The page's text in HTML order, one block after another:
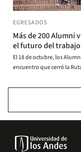
EGRESADOS
Más de 200 Alumni
el futuro del
El 18 de octubre, los
encuentro que cerró la
participantes exploraron